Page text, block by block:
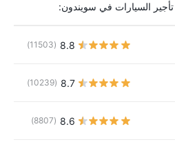
السيارات في سويندون:
8.8
(11503)
8.7
(10239)
8.6
(8807)